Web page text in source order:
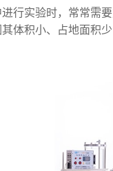
行实验时，常常需
其体积小、占地面积